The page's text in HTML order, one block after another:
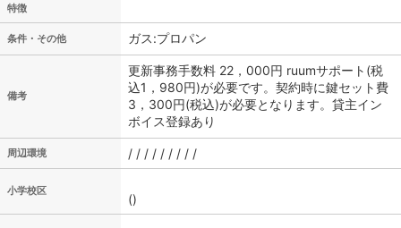
特徴
条件・その他 ガス:プロパン
備考
更新事務手数料 22，000円 ruumサポート(税
込1，980円)が必要です。契約時に鍵セット費
3，300円(税込)が必要となります。貸主イン
ボイス登録あり
周辺環境 / / / / / / / / /
小学校区
()